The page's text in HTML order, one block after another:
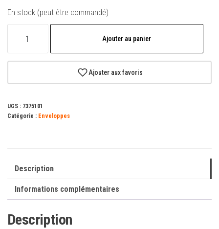
En stock (peut être commandé)
Box
Enveloppe
110x160
Ajouter au panier
Ajouter aux favoris
UGS : 7375101
Catégorie : Enveloppes
Description
Informations complémentaires
Description